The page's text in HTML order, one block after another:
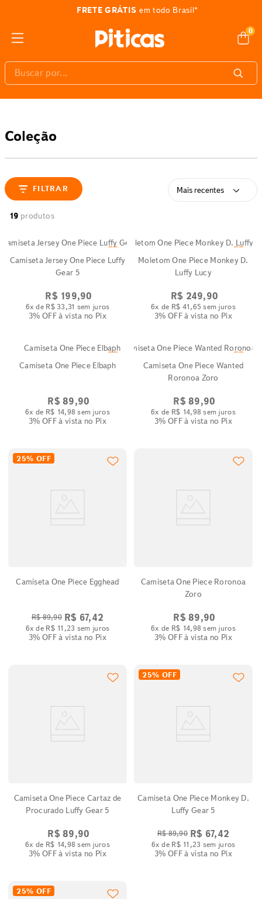
FRETE GRÁTIS em todo Brasil*
0
Buscar por...
Coleção
FILTRAR Mais recentes
19 produtos
Camiseta Jersey One Piece Luffy
Gear 5
R$ 199,90
6x de R$ 33 ,31 sem juros
3% OFFà vista no Pix
Moletom One Piece Monkey D.
Luffy Lucy
R$ 249,90
6x de R$ 41 ,65 sem juros
3% OFFà vista no Pix
Camiseta One Piece Elbaph
R$ 89,90
6x de R$ 14,98 sem juros
3% OFFà vista no Pix
Camiseta One Piece Wanted
Roronoa Zoro
R$ 89,90
6x de R$ 14,98 sem juros
3% OFFà vista no Pix
25% OFF
Camiseta One Piece Egghead
R$ 89,90 R$ 67,42
6x de R$ 11 ,23 sem juros
3% OFFà vista no Pix
Camiseta One Piece Roronoa
Zoro
R$ 89,90
6x de R$ 14,98 sem juros
3% OFFà vista no Pix
Camiseta One Piece Cartaz de
Procurado Luffy Gear 5
R$ 89,90
6x de R$ 14,98 sem juros
3% OFFà vista no Pix
25% OFF
Camiseta One Piece Monkey D.
Luffy Gear 5
R$ 89,90 R$ 67,42
6x de R$ 11 ,23 sem juros
3% OFFà vista no Pix
25% OFF